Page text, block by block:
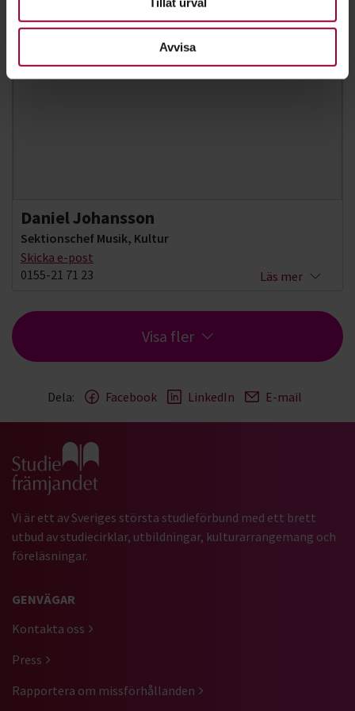
Avvisa
Daniel Johansson
Sektionschef Musik, Kultur
Skicka e-post
0155-21 71 23
Läs mer
Visa fler
Dela: Facebook LinkedIn E-mail
Gå till studiefrämjandets startsida
Vi är ett av Sveriges största studieförbund med ett brett
utbud av studiecirklar, utbildningar, kulturarrangemang och
föreläsningar.
GENVÄGAR
Kontakta oss
Press
Rapportera om missförhållanden